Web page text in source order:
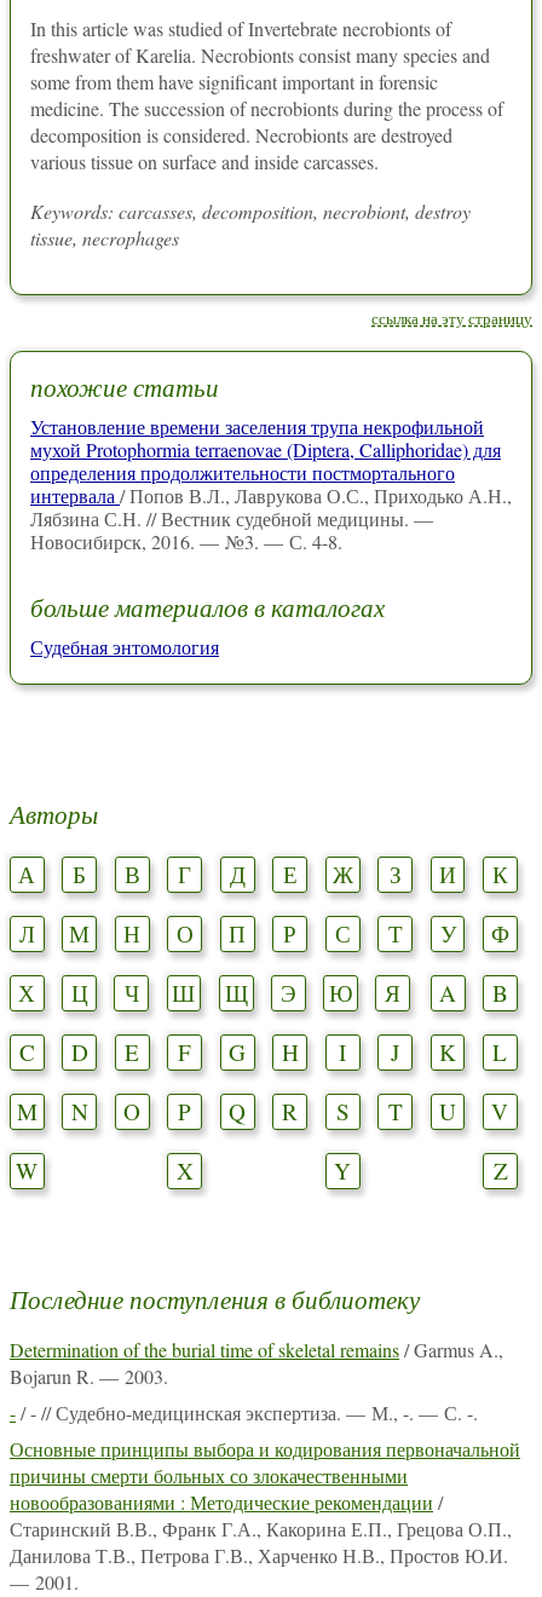
In this article was studied of Invertebrate necrobionts of
freshwater of Karelia. Necrobionts consist many species and
some from them have significant important in forensic
medicine. The succession of necrobionts during the process of
decomposition is considered. Necrobionts are destroyed
various tissue on surface and inside carcasses.
Keywords: carcasses, decomposition, necrobiont, destroy
tissue, necrophages
ссылка на эту страницу
похожие статьи
Установление времени заселения трупа некрофильной
мухой Protophormia terraenovae (Diptera, Calliphoridae) для
определения продолжительности постмортального
интервала/ Попов В.Л., Лаврукова О.С., Приходько А.Н.,
Лябзина С.Н. // Вестник судебной медицины. —
Новосибирск, 2016. — №3. — С. 4-8.
больше материалов в каталогах
Судебная энтомология
Авторы
А Б В Г Д Е Ж З И
К
Л
М Н О П Р С Т У
Ф
Х
Ц Ч Ш Щ Э Ю Я A
B
C
D E F G H I J K
L
M
N O P Q R S T U
V
W
X Y Z
Последние поступления в библиотеку
Determination of the burial time of skeletal remains/ Garmus A.,
Bojarun R. — 2003.
-/ - // Судебно-медицинская экспертиза. — М., -. — С. -.
Основные принципы выбора и кодирования первоначальной
причины смерти больных со злокачественными
новообразованиями : Методические рекомендации /
Старинский В.В., Франк Г.А., Какорина Е.П., Грецова О.П.,
Данилова Т.В., Петрова Г.В., Харченко Н.В., Простов Ю.И.
— 2001.